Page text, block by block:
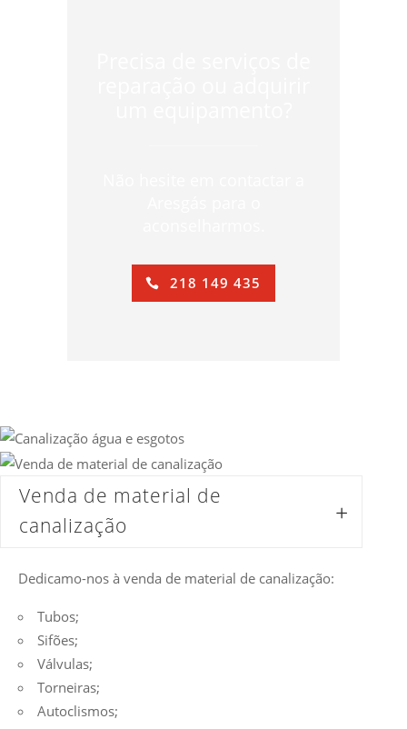
218 149 435
Venda de material de
canalização
Dedicamo-nos à venda de material de canalização:
Tubos;
Sifões;
Válvulas;
Torneiras;
Autoclismos;